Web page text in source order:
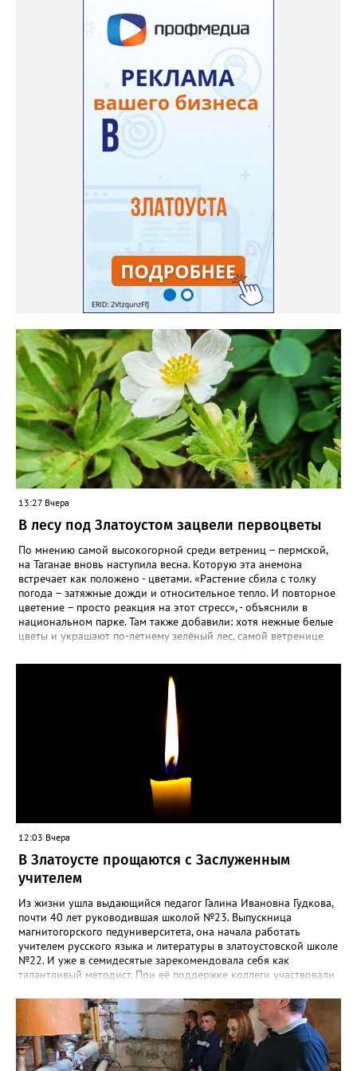
дома Екатерина Бойко. – Посадила вдоль забора, потому что
низины этот цветок не любит. Вот уже второй год растет и
радует меня. Соседи просят саженцы: аромат и до них
доносится. В конце лета собираю лаванду в пучки, сушу –
получаются букеты и саше одновременно. Лаванда широко
используется и в кулинарии». Семена, отметила собеседница
нашего портала, у неё были сорта «Вознесенская узколистная».
Только она хорошо зимует без укрытия. Всхожесть оказалась
на удивление хорошей: из пяти семян из каждой пачки четыре
взошли даже без стратификации. После покупки (по весне)
садовод советует сразу убрать семена в холодильник на два
месяца, а место посадки - мульчировать мелкой корой. Семена
самосевом в ней отлично прорастают. Если иногда срезать
сухие цветы и стряхивать семена вокруг куртины, лаванда
весной прорастет сама. Ещё один секрет – этот символ
Прованса не любит «вкусную» почву. Добавляйте в посадочную
яму гравий и песок – требуется хороший дренаж. В первый год
Екатерина рекомендует цветы убирать, чтобы силы куста
пошли на наращивание корневой системы. А со второго года
пусть лаванда цветёт во всю силу! Фото: Екатерина Бойко,
специально для «Златоуст.инфо». Обсуждение новости здесь
ВКОНТАКТЕ https://vk.com/newszlatoust74
13:27 Вчера
В лесу под Златоустом зацвели первоцветы
По мнению самой высокогорной среди ветрениц – пермской,
на Таганае вновь наступила весна. Которую эта анемона
встречает как положено - цветами. «Растение сбила с толку
погода – затяжные дожди и относительное тепло. И повторное
цветение – просто реакция на этот стресс», - объяснили в
национальном парке. Там также добавили: хотя нежные белые
цветы и украшают по-летнему зелёный лес, самой ветренице
силы перед долгой зимовкой.
12:03 Вчера
В Златоусте прощаются с Заслуженным
учителем
Из жизни ушла выдающийся педагог Галина Ивановна Гудкова,
почти 40 лет руководившая школой №23. Выпускница
магнитогорского педуниверситета, она начала работать
учителем русского языка и литературы в златоустовской школе
№22. И уже в семидесятые зарекомендовала себя как
талантливый методист. При её поддержке коллеги участвовали
«Благодаря её мудрому руководству в школе сформировался
сильный педагогический коллектив, объединённый общими
ценностями и любовью к своему делу. Для многих Галина
Ивановна навсегда останется не только талантливым
руководителем, но и настоящим Учителем с большой буквы», -